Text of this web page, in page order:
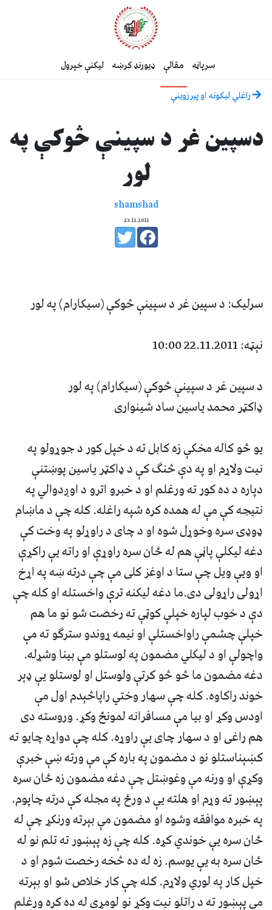
سرپاڼه مقالې ډیورنډ کرښه لیکنې خپرول
راغلي ليکونه او پيرزوينې
دسپين غر د سپينې څوکې په
لور
shamshad
23.11.2011
سرليک: د سپين غر د سپينې څوکې (سيکارام) په لور
نېټه: 22.11.2011 10:00
د سپين غر د سپينې څوکې (سيکارام) په لور
ډاکټر محمد ياسين ساد شينوارى
يو څو کاله مخکې زه کابل ته د خپل کور د جوړولو په
نيت ولاړم او په دې څنگ کې د ډاکټر ياسين پوښتنې
دپاره د ده کور ته ورغلم او د خبرو اترو د اوږدوالي په
نتيجه کې مې له همده کره شپه راغله. کله چې د ماښام
ډوډۍ سره وخوړل شوه او د چاى د راوړلو په وخت کې
دغه ليکلې پاڼې هم له ځان سره راوړې او راته يې راکړې
او ويې ويل چې ستا د اوغز کلى مې چې درته ښه په اړخ
اړولى راړولى دى.ما دغه ليکنه ترې واخستله او کله چې
دې د خوب لپاره خپلې کوټې ته رخصت شو نو ما هم
خپلې چشمې راواخستلې او نيمه ړوندو سترگو ته مې
واچولې او د ليکلي مضمون په لوستلو مې بينا وشړله.
دغه مضمون ما څو څو کرتې ولوستل او لوستلو يې ډېر
خوند راکاوه. کله چې سهار وختي راپاڅېدم اول مې
اودس وکړ او بيا مې مسافرانه لمونځ وکړ. وروسته دى
هم راغى او د سهار چاى يې راوړه. کله چې دواړه چايو ته
کښېناستلو نو د مضمون په باره کې مې ورته ښې خبرې
وکړې او ورنه مې وغوښتل چې دغه مضمون زه ځان سره
پېښور ته وړم او هلته يې د ورځ په مجله کې درته چاپوم.
په خبره موافقه وشوه او مضمون مې بېرته ورنکړ چې له
ځان سره يې خوندي کړه. کله چې زه پېښور ته تلم نو له
ځان سره به يې يوسم. زه له ده څخه رخصت شوم او د
خپل کار په لوري ولاړم. کله چې کار خلاص شو او بېرته
مې پېښور ته د راتلو نيت وکړ نو لومړى له ده کره ورغلم